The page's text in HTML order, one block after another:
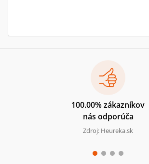
100.00% zákazníkov
nás odporúča
Zdroj: Heureka.sk